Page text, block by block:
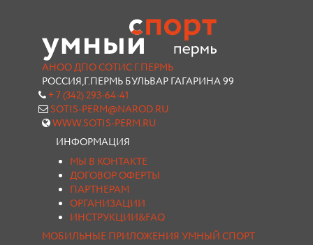
АНОО ДПО СОТИС Г.ПЕРМЬ
РОССИЯ,Г.ПЕРМЬ БУЛЬВАР ГАГАРИНА 99
+ 7 (342) 293-64-41
SOTIS-PERM@NAROD.RU
WWW.SOTIS-PERM.RU
ИНФОРМАЦИЯ
МЫ В КОНТАКТЕ
ДОГОВОР ОФЕРТЫ
ПАРТНЕРАМ
ОРГАНИЗАЦИИ
ИНСТРУКЦИИ&FAQ
МОБИЛЬНЫЕ ПРИЛОЖЕНИЯ УМНЫЙ СПОРТ